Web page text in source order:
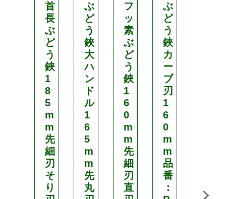
首
長
ぶ
ど
う
鋏
1
8
5
m
m
先
細
刃
そ
り
ぶ
ど
う
鋏
大
ハ
ン
ド
ル
1
6
5
m
m
先
丸
フ
ッ
素
ぶ
ど
う
鋏
1
6
0
m
m
先
細
刃
直
ぶ
ど
う
鋏
カ
ー
ブ
刃
1
6
0
m
m
品
番
：